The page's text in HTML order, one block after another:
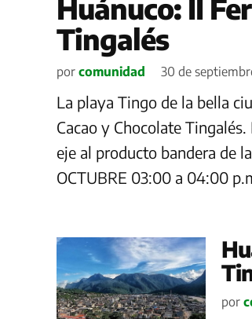
Huánuco: II
Tingalés
por comunidad 30 de
La playa Tingo de la bella
Cacao y Chocolate
eje al producto bandera de
OCTUBRE 03:00 a 04:00
por